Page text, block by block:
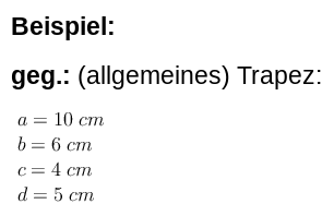
Beispiel:
geg.: (allgemeines) Trapez: